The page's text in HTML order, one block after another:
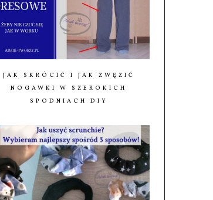
JAK SKRÓCIĆ I JAK ZWĘZIĆ
NOGAWKI W SZEROKICH
SPODNIACH DIY